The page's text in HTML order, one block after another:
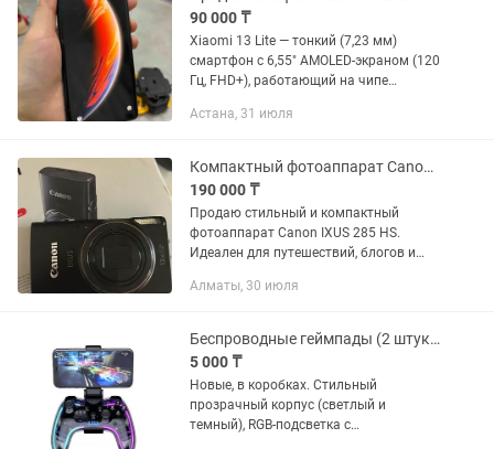
90 000 ₸
Xiaomi 13 Lite — тонкий (7,23 мм)
смартфон с 6,55" AMOLED-экраном (120
Гц, FHD+), работающий на чипе
Основная камера 50 Мб (Sony IMX766)
Астана, 31 июля
Компактный фотоаппарат Canon IXUS 285 HS / Цифровая камера
190 000 ₸
Продаю стильный и компактный
фотоаппарат Canon IXUS 285 HS.
Идеален для путешествий, блогов и
характеристики: - Матрица 20.2 Мп для
Алматы, 30 июля
Беспроводные геймпады (2 штуки)
5 000 ₸
Новые, в коробках. Стильный
прозрачный корпус (светлый и
темный), RGB-подсветка с